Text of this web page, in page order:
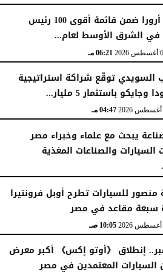
أنكوش أرورا ضمن قائمة أقوى 100 رئيس
في الشرق الأوسط لعام...
06:21 مـ
السويدي توقّع شراكة استراتيجية
باستثمار 5 مليار...
04:47 مـ
يبحث مع علماء وخبراء مصر
والصناعات المغذية
للسيارات تطرح أوبل فرونتيرا
سبعة مقاعد في مصر
10:05 صـ
إنطلاق 《أوتو إكس》 أكبر معرض
السيارات المعتمدين في مصر